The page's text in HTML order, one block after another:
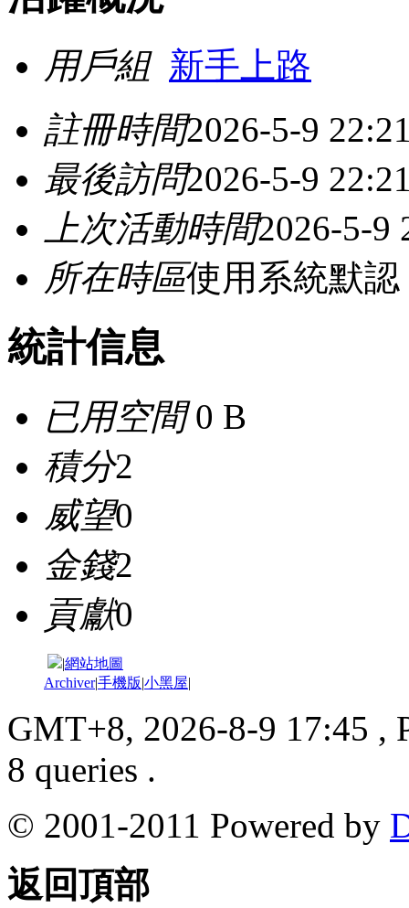
用戶組 新手上路
註冊時間2026-5-9
最後訪問2026-5-9
上次活動時間2026-5-9
所在時區使用系統默認
統計信息
已用空間0 B
積分2
威望0
金錢2
貢獻0
|網站地圖
Archiver|手機版|小黑屋|
GMT+8, 2026-8-9 17:45 ,
8 queries .
© 2001-2011 Powered by
返回頂部